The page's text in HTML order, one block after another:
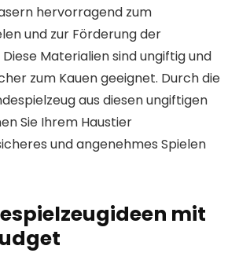
hervorragend zum
und zur Förderung der
Materialien sind ungiftig und
zum Kauen geeignet. Durch die
aus diesen ungiftigen
Sie Ihrem Haustier
und angenehmes Spielen
mit